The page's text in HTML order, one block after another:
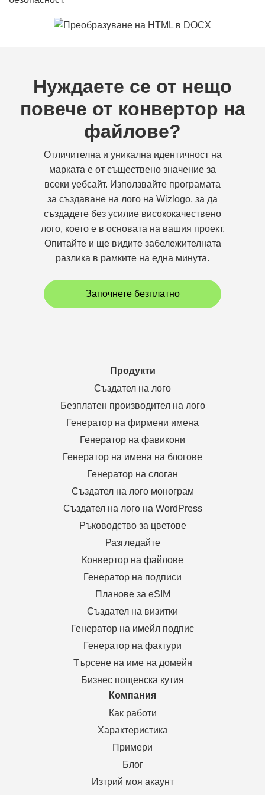
Нуждаете се от нещо
повече от конвертор на
файлове?
Отличителна и уникална идентичност на
марката е от съществено значение за
всеки уебсайт. Използвайте програмата
за създаване на лого на Wizlogo, за да
създадете без усилие висококачествено
лого, което е в основата на вашия проект.
Опитайте и ще видите забележителната
разлика в рамките на една минута.
Започнете безплатно
Продукти
Създател на лого
Безплатен производител на лого
Генератор на фирмени имена
Генератор на фавикони
Генератор на имена на блогове
Генератор на слоган
Създател на лого монограм
Създател на лого на WordPress
Ръководство за цветове
Разгледайте
Конвертор на файлове
Генератор на подписи
Планове за eSIM
Създател на визитки
Генератор на имейл подпис
Генератор на фактури
Търсене на име на домейн
Бизнес пощенска кутия
Компания
Как работи
Характеристика
Примери
Блог
Изтрий моя акаунт